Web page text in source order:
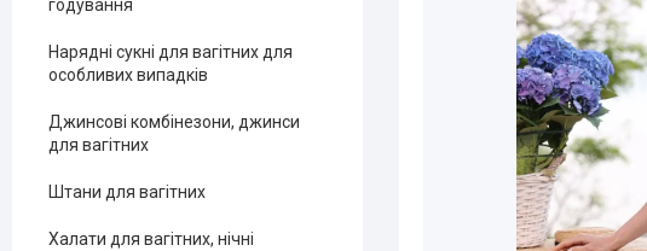
годування
Нарядні сукні для вагітних для
особливих випадків
Джинсові комбінезони, джинси
для вагітних
Штани для вагітних
Халати для вагітних, нічні